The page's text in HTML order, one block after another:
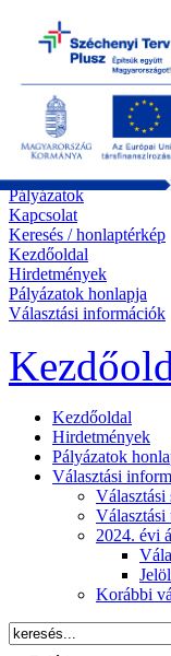
Kezdőoldal
Önkormányzat
Polgármesteri Hivatal
Roma Nemzetiségi
Elektronikus
Közérdekű információk
Tiszapüspöki
Galéria
Díjazottaink
Pályázatok
Kapcsolat
Keresés / honlaptérkép
Kezdőoldal
Hirdetmények
Pályázatok honlapja
Választási információk
Kezdőoldal
Hirdetmények
Pályázatok
Választási
Választási
Választási
2024. évi
Korábbi